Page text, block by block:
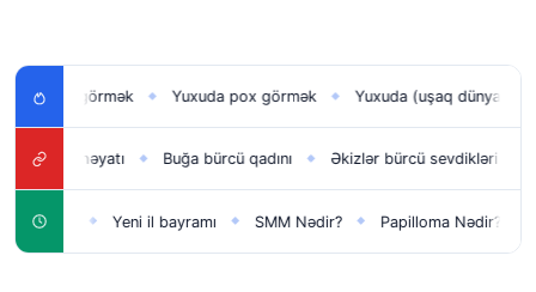
uşağı görmək ◆ Yuxuda pox görmək ◆ Yuxuda (uşaq dünyaya
iş həyatı ◆ Buğa bürcü qadını ◆ Əkizlər bürcü sevdikləri ◆
üçün Yeni il bayramı ◆ SMM Nədir? ◆ Papilloma Nədir? ◆